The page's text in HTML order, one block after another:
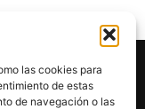
las cookies para
de estas
de navegación o las